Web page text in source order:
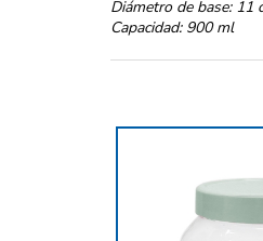
Diámetro de base: 11
Capacidad: 900 ml